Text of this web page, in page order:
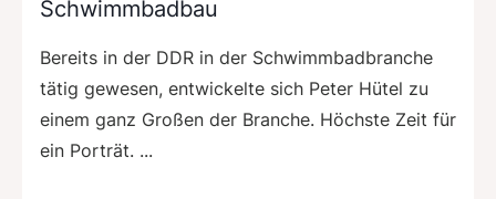
Schwimmbadbau
Bereits in der DDR in der Schwimmbadbranche
tätig gewesen, entwickelte sich Peter Hütel zu
einem ganz Großen der Branche. Höchste Zeit für
ein Porträt. ...